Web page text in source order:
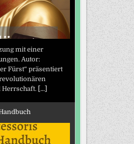
mit einer
Autor:
Fürst“ präsentiert
Herrschaft. [...]